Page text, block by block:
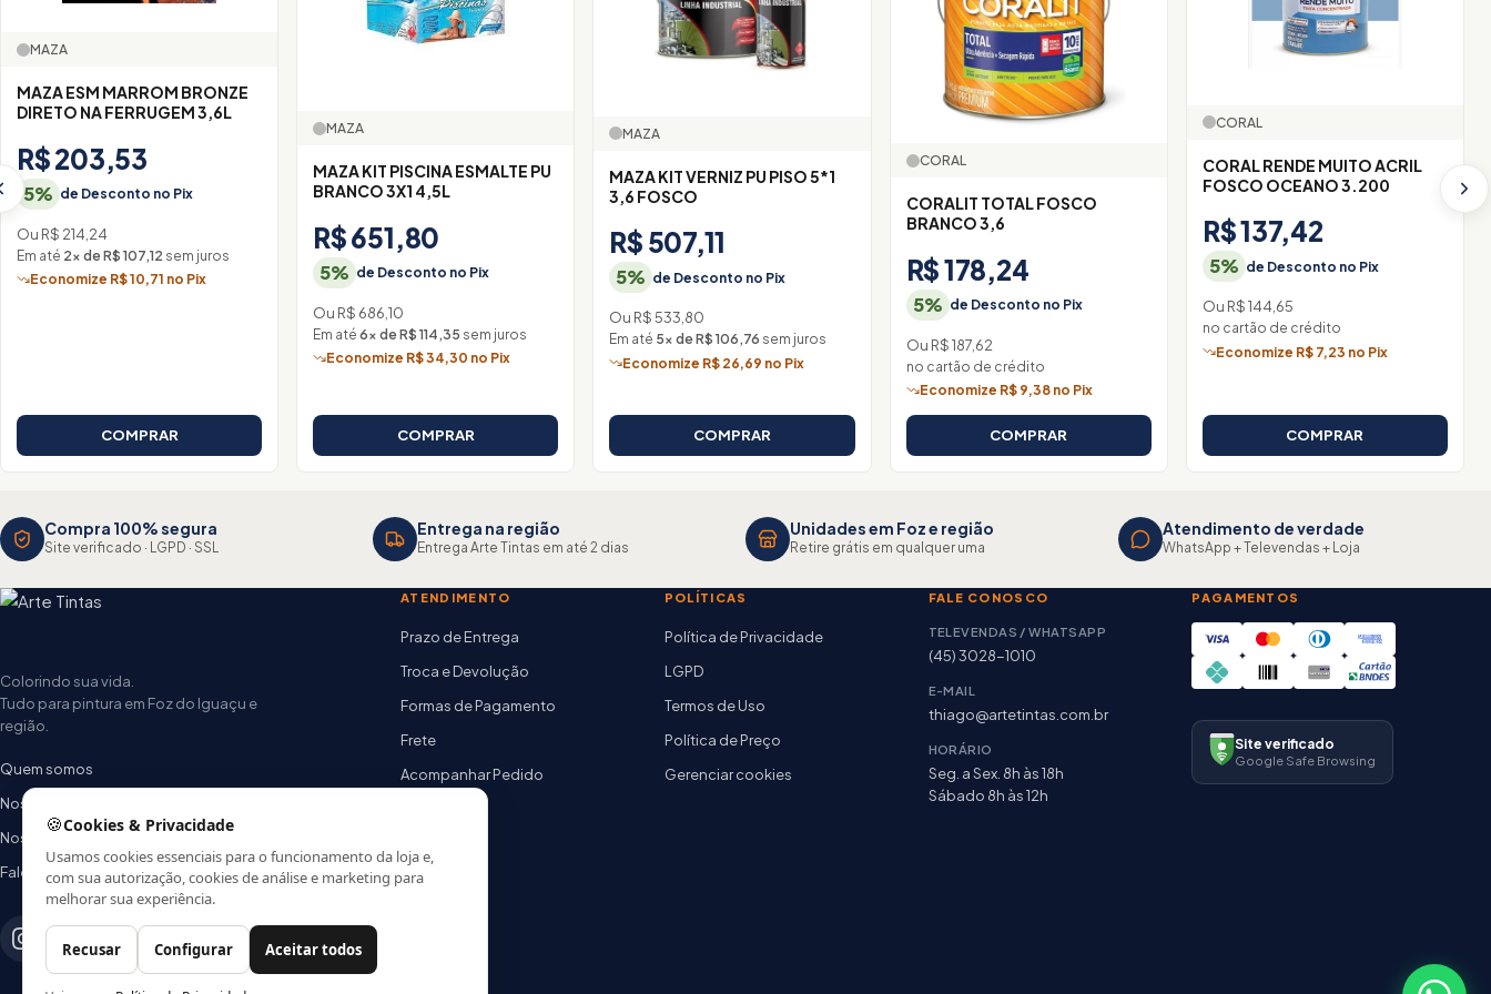
MAZA
MAZA ESM MARROM BRONZE
DIRETO NA FERRUGEM 3,6L
R$ 203,53
5% de Desconto no Pix
Ou R$ 214,24
Em até 2× de R$ 107,12 sem juros
Economize R$ 10,71 no Pix
COMPRAR
MAZA
MAZA KIT PISCINA ESMALTE PU
BRANCO 3X1 4,5L
R$ 651,80
5% de Desconto no Pix
Ou R$ 686,10
Em até6× de R$ 114,35 sem juros
Economize R$ 34,30 no Pix
COMPRAR
MAZA
MAZA KIT VERNIZ PU PISO 5*1
3,6 FOSCO
R$ 507,11
5% de Desconto no Pix
Ou R$ 533,80
Em até 5× de R$ 106,76 sem juros
Economize R$ 26,69 no Pix
COMPRAR
CORAL
CORALIT TOTAL FOSCO
BRANCO 3,6
R$ 178,24
5% de Desconto no Pix
Ou R$ 187,62
no cartão de crédito
Economize R$ 9,38 no Pix
COMPRAR
CORAL
CORAL RENDE MUITO ACRIL
FOSCO OCEANO 3.200
R$ 137,42
5% de Desconto no Pix
Ou R$ 144,65
no cartão de crédito
Economize R$ 7,23 no Pix
COMPRAR
Compra 100% segura
Site verificado · LGPD · SSL
Entrega na região
Entrega Arte Tintas em até 2 dias
Unidades em Foz e região
Retire grátis em qualquer uma
Atendimento de verdade
WhatsApp + Televendas + Loja
Colorindo sua vida.
Tudo para pintura em Foz do Iguaçu e
região.
Quem somos
Nossas lojas
Nossa equipe
Fale conosco
ATENDIMENTO
Prazo de Entrega
Troca e Devolução
Formas de Pagamento
Frete
Acompanhar Pedido
POLÍTICAS
Política de Privacidade
LGPD
Termos de Uso
Política de Preço
Gerenciar cookies
FALE CONOSCO
TELEVENDAS / WHATSAPP
(45) 3028-1010
E-MAIL
thiago@artetintas.com.br
HORÁRIO
Seg. a Sex. 8h às 18h
Sábado 8h às 12h
PAGAMENTOS
Site verificado
Google Safe Browsing
🍪Cookies & Privacidade
Usamos cookies essenciais para o funcionamento da loja e,
com sua autorização, cookies de análise e marketing para
melhorar sua experiência.
Recusar Configurar Aceitar todos